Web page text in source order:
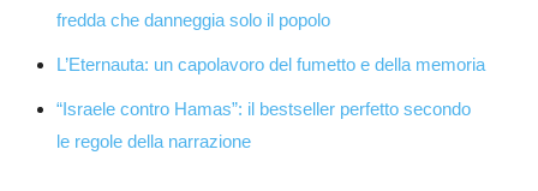
fredda che danneggia solo il popolo
L’Eternauta: un capolavoro del fumetto e della memoria
“Israele contro Hamas”: il bestseller perfetto secondo
le regole della narrazione